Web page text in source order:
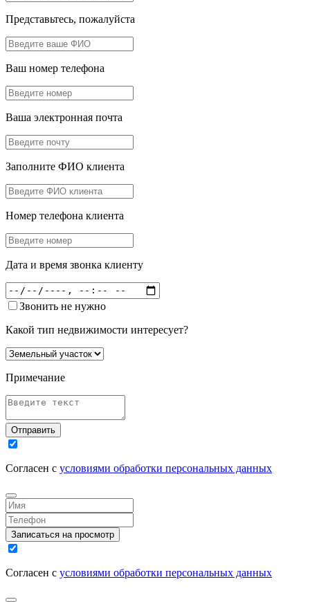
Представьтесь, пожалуйста
Ваш номер телефона
Ваша электронная почта
Заполните ФИО клиента
Номер телефона клиента
Дата и время звонка клиенту
Звонить не нужно
Какой тип недвижимости интересует?
Примечание
Отправить
Согласен с условиями обработки персональных данных
Записаться на просмотр
Согласен с условиями обработки персональных данных